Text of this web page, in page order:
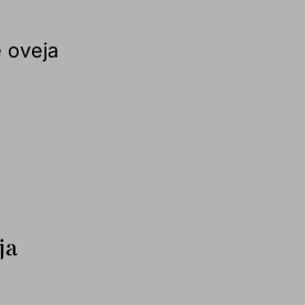
oveja